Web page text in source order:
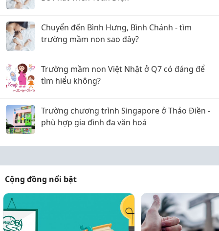
Chuyển đến Bình Hưng, Bình Chánh - tìm
trường mầm non sao đây?
Trường mầm non Việt Nhật ở Q7 có đáng để
tìm hiểu không?
Trường chương trình Singapore ở Thảo Điền -
phù hợp gia đình đa văn hoá
Cộng đồng nổi bật